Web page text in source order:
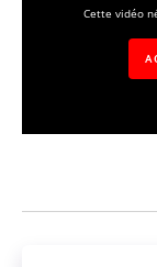
Cette vidéo